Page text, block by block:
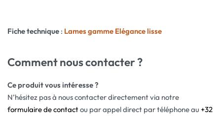
Fiche technique : Lames gamme Elégance lisse
Comment nous contacter ?
Ce produit vous intéresse ?
N’hésitez pas à nous contacter directement via notre
formulaire de contactou par appel direct par téléphone au +32